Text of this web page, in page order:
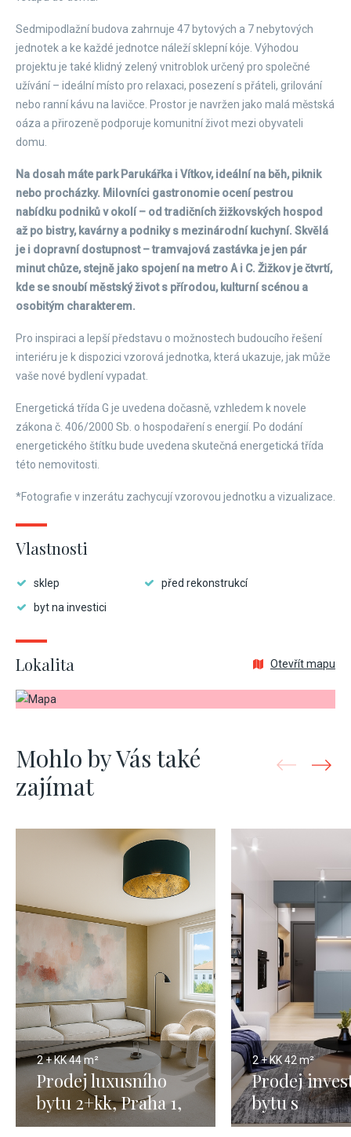
Sedmipodlažní budova zahrnuje 47 bytových a 7 nebytových
jednotek a ke každé jednotce náleží sklepní kóje. Výhodou
projektu je také klidný zelený vnitroblok určený pro společné
užívání – ideální místo pro relaxaci, posezení s přáteli, grilování
nebo ranní kávu na lavičce. Prostor je navržen jako malá městská
oáza a přirozeně podporuje komunitní život mezi obyvateli
domu.
Na dosah máte park Parukářka i Vítkov, ideální na běh, piknik
nebo procházky. Milovníci gastronomie ocení pestrou
nabídku podniků v okolí – od tradičních žižkovských hospod
až po bistry, kavárny a podniky s mezinárodní kuchyní. Skvělá
je i dopravní dostupnost – tramvajová zastávka je jen pár
minut chůze, stejně jako spojení na metro A i C. Žižkov je čtvrtí,
kde se snoubí městský život s přírodou, kulturní scénou a
osobitým charakterem.
Pro inspiraci a lepší představu o možnostech budoucího řešení
interiéru je k dispozici vzorová jednotka, která ukazuje, jak může
vaše nové bydlení vypadat.
Energetická třída G je uvedena dočasně, vzhledem k novele
zákona č. 406/2000 Sb. o hospodaření s energií. Po dodání
energetického štítku bude uvedena skutečná energetická třída
této nemovitosti.
*Fotografie v inzerátu zachycují vzorovou jednotku a vizualizace.
Vlastnosti
sklep
před rekonstrukcí
byt na investici
Lokalita Otevřít mapu
Mohlo by Vás také
zajímat
2 + KK44 m²
Prodej luxusního
bytu 2+kk, Praha 1,
Staré město – 44,3m²
2 + KK42 m²
Prodej
bytu s